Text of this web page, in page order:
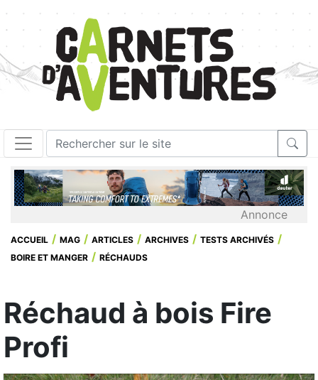
Annonce
ACCUEIL MAG ARTICLES ARCHIVES
TESTS ARCHIVÉS
BOIRE ET MANGER
RÉCHAUDS
Réchaud à bois Fire
Profi